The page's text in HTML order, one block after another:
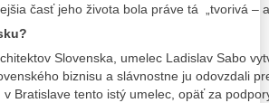
časť jeho života bola práve tá „tvorivá –
Slovenska, umelec Ladislav Sabo
biznisu a slávnostne ju odovzdali
Bratislave tento istý umelec, opäť za